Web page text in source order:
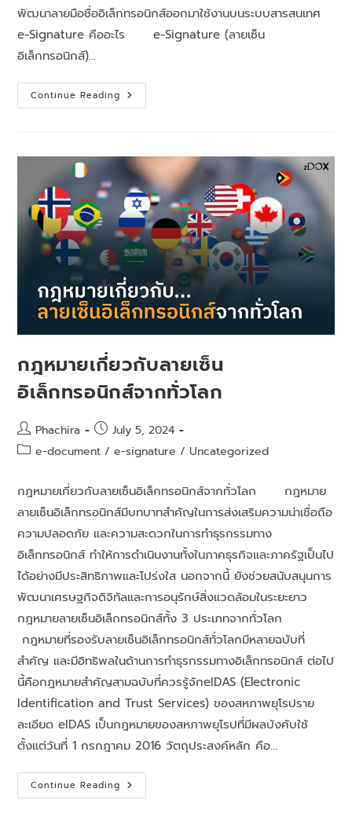
พัฒนาลายมือชื่ออิเล็กทรอนิกส์ออกมาใช้งานบนระบบสารสนเทศ
e-Signature คืออะไร e-Signature (ลายเซ็น
อิเล็กทรอนิกส์)…
Continue Reading
กฎหมายเกี่ยวกับลายเซ็น
อิเล็กทรอนิกส์จากทั่วโลก
Phachira
July 5, 2024
e-document / e-signature / Uncategorized
กฎหมายเกี่ยวกับลายเซ็นอิเล็กทรอนิกส์จากทั่วโลก กฎหมาย
ลายเซ็นอิเล็กทรอนิกส์มีบทบาทสำคัญในการส่งเสริมความน่าเชื่อถือ
ความปลอดภัย และความสะดวกในการทำธุรกรรมทาง
อิเล็กทรอนิกส์ ทำให้การดำเนินงานทั้งในภาคธุรกิจและภาครัฐเป็นไป
ได้อย่างมีประสิทธิภาพและโปร่งใส นอกจากนี้ ยังช่วยสนับสนุนการ
พัฒนาเศรษฐกิจดิจิทัลและการอนุรักษ์สิ่งแวดล้อมในระยะยาว
กฎหมายลายเซ็นอิเล็กทรอนิกส์ทั้ง 3 ประเภทจากทั่วโลก
กฎหมายที่รองรับลายเซ็นอิเล็กทรอนิกส์ทั่วโลกมีหลายฉบับที่
สำคัญ และมีอิทธิพลในด้านการทำธุรกรรมทางอิเล็กทรอนิกส์ ต่อไป
นี้คือกฎหมายสำคัญสามฉบับที่ควรรู้จักeIDAS (Electronic
Identification and Trust Services) ของสหภาพยุโรปราย
ละเอียด eIDAS เป็นกฎหมายของสหภาพยุโรปที่มีผลบังคับใช้
ตั้งแต่วันที่ 1 กรกฎาคม 2016 วัตถุประสงค์หลัก คือ…
Continue Reading